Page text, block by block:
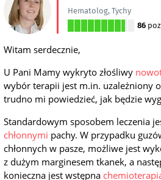
Hematolog,Tychy
86
Witam serdecznie,
U Pani Mamy wykryto złośliwy
wybór terapii jest m.in. uzależniony
trudno mi powiedzieć, jak będzie
Standardowym sposobem leczenia
chłonnymi pachy. W przypadku
chłonnych w pasze, możliwe jest
z dużym marginesem tkanek, a
konieczna jest wstępna